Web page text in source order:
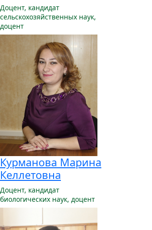
Доцент, кандидат
сельскохозяйственных наук,
доцент
Курманова Марина
Келлетовна
Доцент, кандидат
биологических наук, доцент